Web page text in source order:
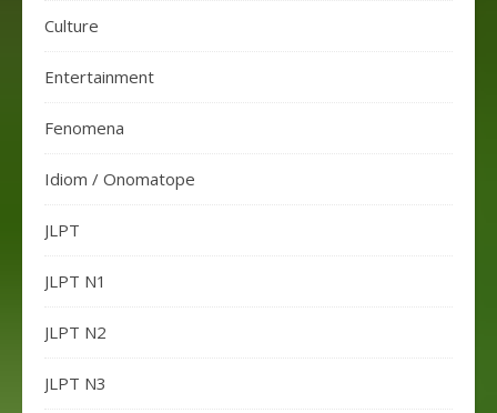
Culture
Entertainment
Fenomena
Idiom / Onomatope
JLPT
JLPT N1
JLPT N2
JLPT N3